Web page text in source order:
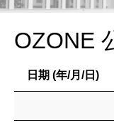
OZONE
日期 (年/月/日)